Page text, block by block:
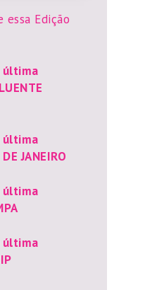
Edição
última
última
JANEIRO
última
última